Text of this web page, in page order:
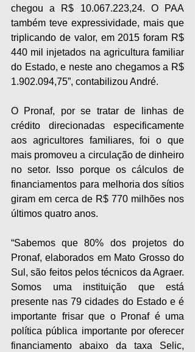
chegou a R$ 10.067.223,24. O PAA
também teve expressividade, mais que
triplicando de valor, em 2015 foram R$
440 mil injetados na agricultura familiar
do Estado, e neste ano chegamos a R$
1.902.094,75”, contabilizou André.
O Pronaf, por se tratar de linhas de
crédito direcionadas especificamente
aos agricultores familiares, foi o que
mais promoveu a circulação de dinheiro
no setor. Isso porque os cálculos de
financiamentos para melhoria dos sítios
giram em cerca de R$ 770 milhões nos
últimos quatro anos.
“Sabemos que 80% dos projetos do
Pronaf, elaborados em Mato Grosso do
Sul, são feitos pelos técnicos da Agraer.
Somos uma instituição que está
presente nas 79 cidades do Estado e é
importante frisar que o Pronaf é uma
política pública importante por oferecer
financiamento abaixo da taxa Selic,